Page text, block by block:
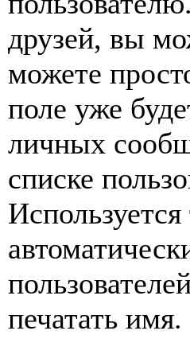
друзей, вы
можете
поле уже
личных
списке
печатать имя.